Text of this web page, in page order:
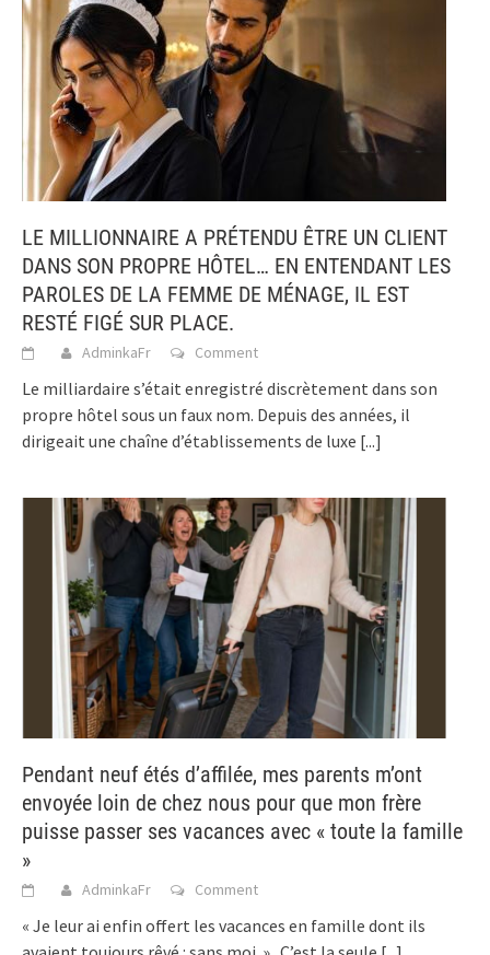
LE MILLIONNAIRE A PRÉTENDU ÊTRE UN CLIENT
DANS SON PROPRE HÔTEL… EN ENTENDANT LES
PAROLES DE LA FEMME DE MÉNAGE, IL EST
RESTÉ FIGÉ SUR PLACE.
AdminkaFr Comment
Le milliardaire s’était enregistré discrètement dans son
propre hôtel sous un faux nom. Depuis des années, il
dirigeait une chaîne d’établissements de luxe [...]
Pendant neuf étés d’affilée, mes parents m’ont
envoyée loin de chez nous pour que mon frère
puisse passer ses vacances avec « toute la famille
»
AdminkaFr Comment
« Je leur ai enfin offert les vacances en famille dont ils